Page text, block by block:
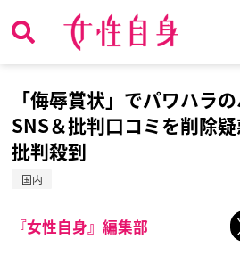
「侮辱賞状」でパワハラ
SNS＆批判口コミを削除
批判殺到
国内
『女性自身』編集部